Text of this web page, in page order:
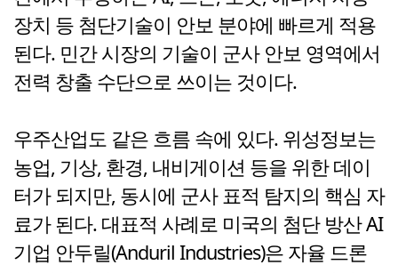
장치 등 첨단기술이 안보 분야에 빠르게 적용
된다. 민간 시장의 기술이 군사 안보 영역에서
전력 창출 수단으로 쓰이는 것이다.
우주산업도 같은 흐름 속에 있다. 위성정보는
농업, 기상, 환경, 내비게이션 등을 위한 데이
터가 되지만, 동시에 군사 표적 탐지의 핵심 자
료가 된다. 대표적 사례로 미국의 첨단 방산 AI
기업 안두릴(Anduril Industries)은 자율 드론